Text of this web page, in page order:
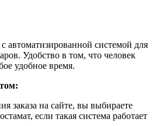
автоматизированной системой для
Удобство в том, что человек
удобное время.
заказа на сайте, вы выбираете
если такая система работает